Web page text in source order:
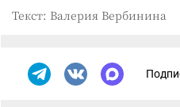
Текст: Валерия Вербинина